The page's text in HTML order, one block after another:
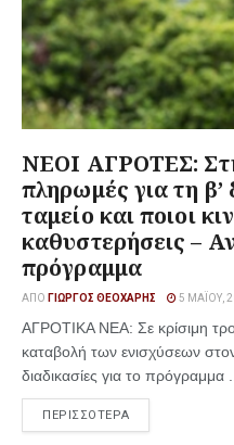
ΝΕΟΙ ΑΓΡΟΤΕΣ:
πληρωμές για τη
ταμείο και ποιοι
καθυστερήσεις –
πρόγραμμα
ΑΠΌ ΓΙΏΡΓΟΣ ΘΕΟΧΆΡΗΣ 5 ΜΑΪ́ΟΥ,
ΑΓΡΟΤΙΚΑ ΝΕΑ: Σε κρίσιμη
καταβολή των ενισχύσεων
διαδικασίες για το πρόγραμμα ...
ΠΕΡΙΣΣΟΤΕΡΑ